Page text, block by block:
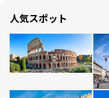
人気スポット